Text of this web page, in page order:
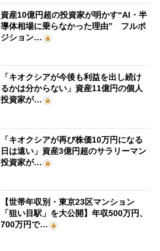
資産10億円超の投資家が明かす“AI・半
導体相場に乗らなかった理由” フルポ
ジション…
「キオクシアが今後も利益を出し続け
るかは分からない」資産11億円の個人
投資家が…
「キオクシアが再び株価10万円になる
日は遠い」資産3億円超のサラリーマン
投資家が…
【世帯年収別・東京23区マンション
「狙い目駅」を大公開】年収500万円、
700万円で…